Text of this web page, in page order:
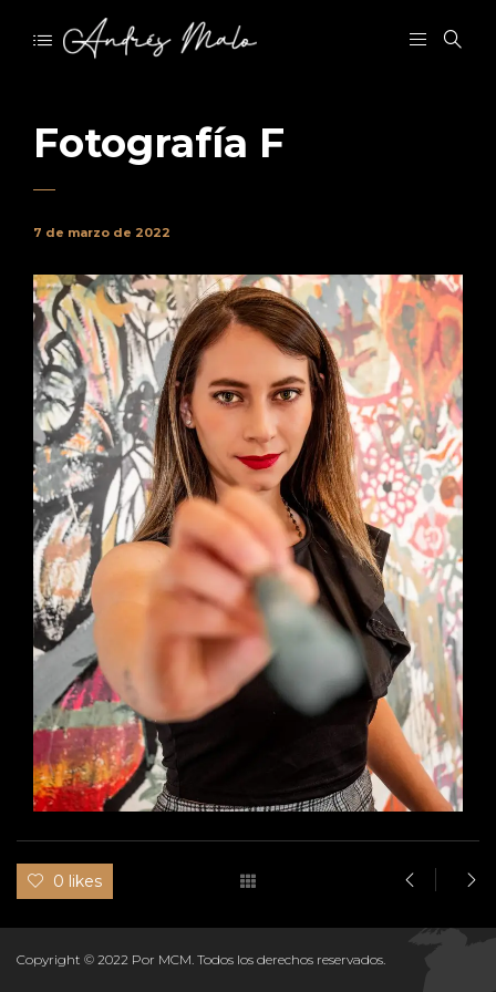
Fotografía F
7 de marzo de 2022
0 likes
Copyright © 2022 Por MCM. Todos los derechos reservados.